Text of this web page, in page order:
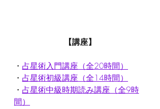
【講座】
・ 占星術入門講座（全20時間）
・ 占星術初級講座（全14時間）
・ 占星術中級時期読み講座（全9時
間）